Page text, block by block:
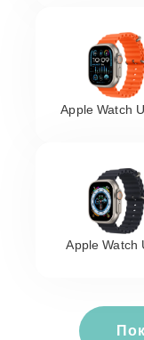
Apple Watch
Apple Watch